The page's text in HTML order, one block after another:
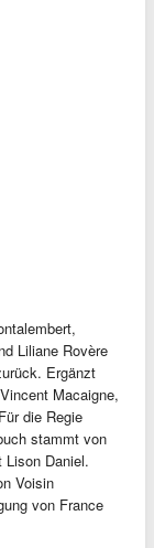
Liliane Rovère
Ergänzt
Macaigne,
die Regie
stammt von
Lison Daniel.
Voisin
von France